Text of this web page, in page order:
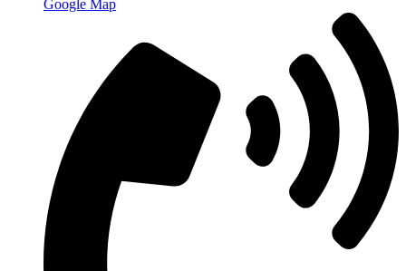
Google Map